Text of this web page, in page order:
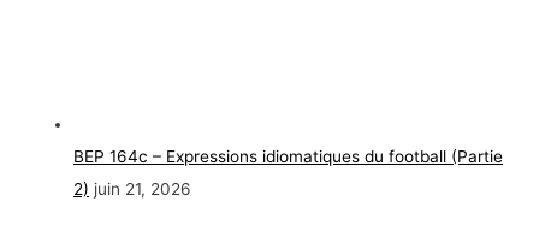
BEP 164c – Expressions idiomatiques du football (Partie
2) juin 21, 2026